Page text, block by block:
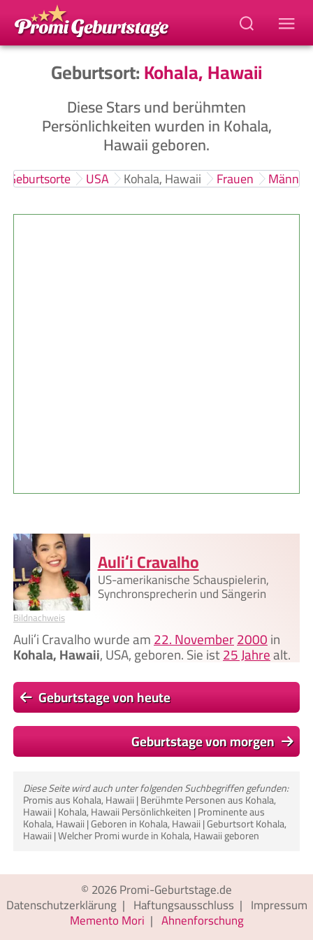
Geburtsort:Kohala, Hawaii
Diese Stars und berühmten
Persönlichkeiten wurden in Kohala,
Hawaii geboren.
Geburtsorte USA Kohala, Hawaii Frauen Männer
Bildnachweis
Auliʻi Cravalho
US-amerikanische Schauspielerin,
Synchronsprecherin und Sängerin
Auliʻi Cravalho wurde am22. November2000in
Kohala, Hawaii, USA, geboren. Sie ist25 Jahrealt.
Geburtstage von heute
Geburtstage von morgen
Diese Seite wird auch unter folgenden Suchbegriffen gefunden:
Promis aus Kohala, Hawaii | Berühmte Personen aus Kohala,
Hawaii | Kohala, Hawaii Persönlichkeiten | Prominente aus
Kohala, Hawaii | Geboren in Kohala, Hawaii | Geburtsort Kohala,
Hawaii | Welcher Promi wurde in Kohala, Hawaii geboren
© 2026Promi-Geburtstage.de
Datenschutzerklärung| Haftungsausschluss | Impressum
Memento Mori | Ahnenforschung